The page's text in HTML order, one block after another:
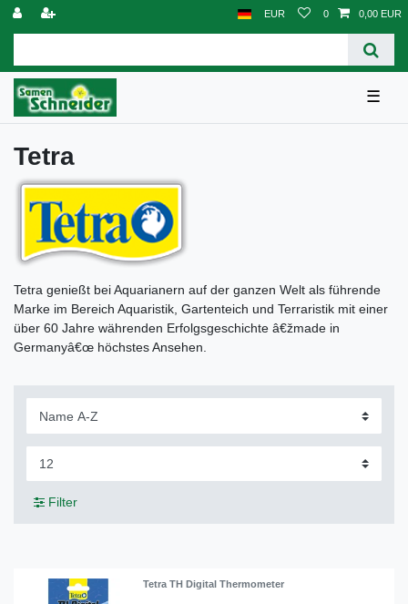
EUR 0 0,00 EUR
☰
Tetra
Tetra genießt bei Aquarianern auf der ganzen Welt als führende
Marke im Bereich Aquaristik, Gartenteich und Terraristik mit einer
über 60 Jahre währenden Erfolgsgeschichte â€žmade in
Germanyâ€œ höchstes Ansehen.
Filter
Tetra TH Digital Thermometer